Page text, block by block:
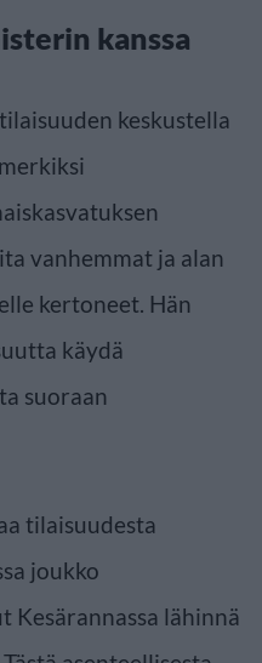
kanssa
keskustella
vanhemmat ja alan
kertoneet. Hän
käydä
suoraan
tilaisuudesta
joukko
Kesärannassa lähinnä